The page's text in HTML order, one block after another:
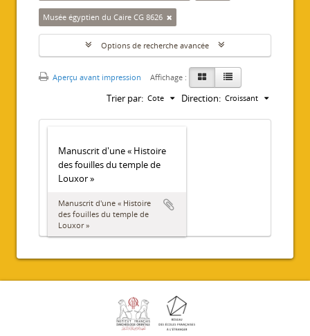
Musée égyptien du Caire CG 8626
Options de recherche avancée
Aperçu avant impression Affichage :
Trier par: Cote Direction: Croissant
Manuscrit d'une « Histoire
des fouilles du temple de
Louxor »
Manuscrit d'une « Histoire
des fouilles du temple de
Louxor »